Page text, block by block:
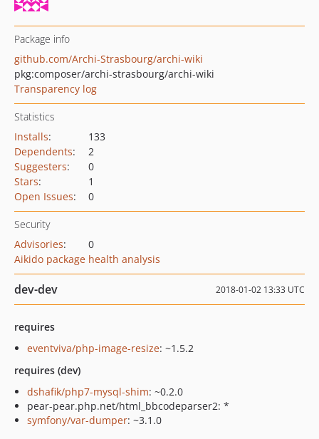
Package info
github.com/Archi-Strasbourg/archi-wiki
pkg:composer/archi-strasbourg/archi-wiki
Transparency log
Statistics
Installs:
133
Dependents:
2
Suggesters:
0
Stars:
1
Open Issues: 0
Security
Advisories:
0
Aikido package health analysis
dev-dev 2018-01-02 13:33 UTC
requires
eventviva/php-image-resize: ~1.5.2
requires (dev)
dshafik/php7-mysql-shim: ~0.2.0
pear-pear.php.net/html_bbcodeparser2: *
symfony/var-dumper: ~3.1.0